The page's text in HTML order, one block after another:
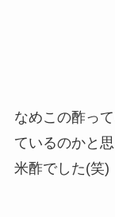
なめこの酢っ
ているのかと
米酢でした(笑)